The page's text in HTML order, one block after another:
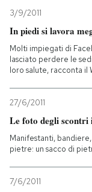
3/9/2011
In piedi si lavora
Molti impiegati di
lasciato perdere le
loro salute, racconta il
27/6/2011
Le foto degli scontri
Manifestanti,
pietre: un sacco di
7/6/2011